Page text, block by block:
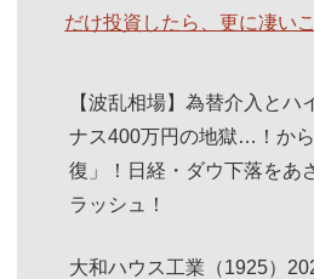
だけ投資したら、更に凄い
【波乱相場】為替介入とハ
ナス400万円の地獄…！か
復」！日経・ダウ下落をあ
ラッシュ！
大和ハウス工業（1925）